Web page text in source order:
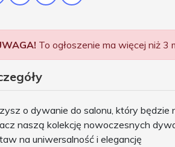
To ogłoszenie ma więcej niż 3
o dywanie do salonu, który będzie
naszą kolekcję nowoczesnych
na uniwersalność i elegancję